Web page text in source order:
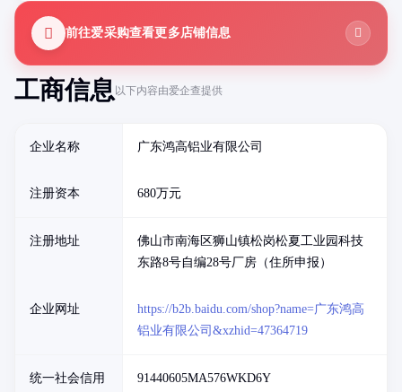
工商信息以下内容由爱企查提供
企业名称 广东鸿高铝业有限公司
注册资本 680万元
注册地址
佛山市南海区狮山镇松岗松夏工业园科技
东路8号自编28号厂房（住所申报）
企业网址
https://b2b.baidu.com/shop?name=广东鸿高
铝业有限公司&xzhid=47364719
统一社会信用
91440605MA576WKD6Y
前往爱采购查看更多店铺信息